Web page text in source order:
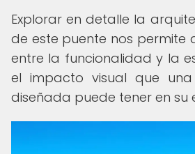
Explorar en detalle la
de este puente nos permite
entre la funcionalidad y la
el impacto visual que
diseñada puede tener en su